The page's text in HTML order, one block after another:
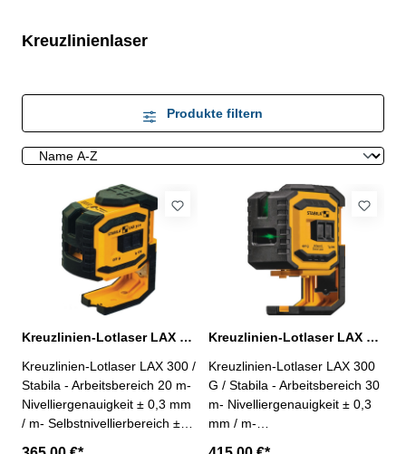
Kreuzlinienlaser
Produkte filtern
Kreuzlinien-Lotlaser LAX 300 - 20 m
Kreuzlinien-Lotlaser LAX 300 /
Stabila - Arbeitsbereich 20 m-
Nivelliergenauigkeit ± 0,3 mm
/ m- Selbstnivellierbereich ±
Kreuzlinien-Lotlaser LAX 300 G - 30 m
Kreuzlinien-Lotlaser LAX 300
G / Stabila - Arbeitsbereich 30
m- Nivelliergenauigkeit ± 0,3
mm / m-